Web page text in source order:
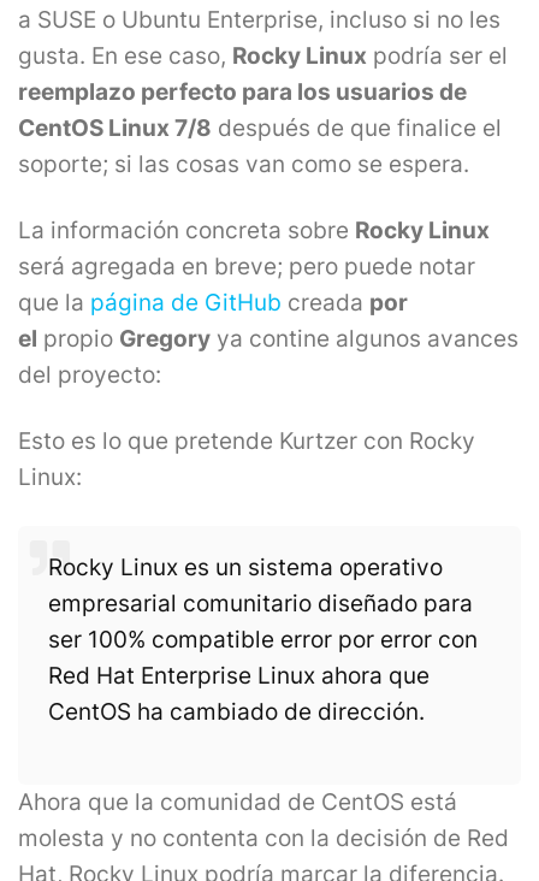
a SUSE o Ubuntu Enterprise, incluso si no les
gusta. En ese caso, Rocky Linux podría ser el
reemplazo perfecto para los usuarios de
CentOS Linux 7/8 después de que finalice el
soporte; si las cosas van como se espera.
La información concreta sobre Rocky Linux
será agregada en breve; pero puede notar
que la página de GitHub creada por
el propio Gregory ya contine algunos avances
del proyecto:
Esto es lo que pretende Kurtzer con Rocky
Linux:
Rocky Linux es un sistema operativo
empresarial comunitario diseñado para
ser 100% compatible error por error con
Red Hat Enterprise Linux ahora que
CentOS ha cambiado de dirección.
Ahora que la comunidad de CentOS está
molesta y no contenta con la decisión de Red
Hat, Rocky Linux podría marcar la diferencia.